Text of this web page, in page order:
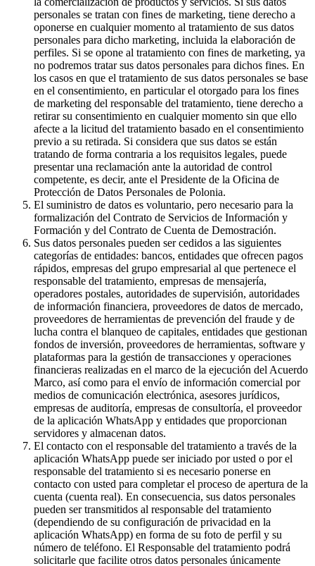
personales se tratan con fines de marketing, tiene derecho a
oponerse en cualquier momento al tratamiento de sus datos
personales para dicho marketing, incluida la elaboración de
perfiles. Si se opone al tratamiento con fines de marketing, ya
no podremos tratar sus datos personales para dichos fines. En
los casos en que el tratamiento de sus datos personales se base
en el consentimiento, en particular el otorgado para los fines
de marketing del responsable del tratamiento, tiene derecho a
retirar su consentimiento en cualquier momento sin que ello
afecte a la licitud del tratamiento basado en el consentimiento
previo a su retirada. Si considera que sus datos se están
tratando de forma contraria a los requisitos legales, puede
presentar una reclamación ante la autoridad de control
competente, es decir, ante el Presidente de la Oficina de
Protección de Datos Personales de Polonia.
El suministro de datos es voluntario, pero necesario para la
formalización del Contrato de Servicios de Información y
Formación y del Contrato de Cuenta de Demostración.
Sus datos personales pueden ser cedidos a las siguientes
categorías de entidades: bancos, entidades que ofrecen pagos
rápidos, empresas del grupo empresarial al que pertenece el
responsable del tratamiento, empresas de mensajería,
operadores postales, autoridades de supervisión, autoridades
de información financiera, proveedores de datos de mercado,
proveedores de herramientas de prevención del fraude y de
lucha contra el blanqueo de capitales, entidades que gestionan
fondos de inversión, proveedores de herramientas, software y
plataformas para la gestión de transacciones y operaciones
financieras realizadas en el marco de la ejecución del Acuerdo
Marco, así como para el envío de información comercial por
medios de comunicación electrónica, asesores jurídicos,
empresas de auditoría, empresas de consultoría, el proveedor
de la aplicación WhatsApp y entidades que proporcionan
servidores y almacenan datos.
El contacto con el responsable del tratamiento a través de la
aplicación WhatsApp puede ser iniciado por usted o por el
responsable del tratamiento si es necesario ponerse en
contacto con usted para completar el proceso de apertura de la
cuenta (cuenta real). En consecuencia, sus datos personales
pueden ser transmitidos al responsable del tratamiento
(dependiendo de su configuración de privacidad en la
aplicación WhatsApp) en forma de su foto de perfil y su
número de teléfono. El Responsable del tratamiento podrá
solicitarle que facilite otros datos personales únicamente